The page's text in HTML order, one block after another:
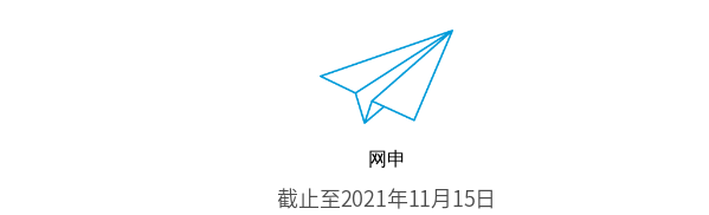
网申
截止至2021年11月15日